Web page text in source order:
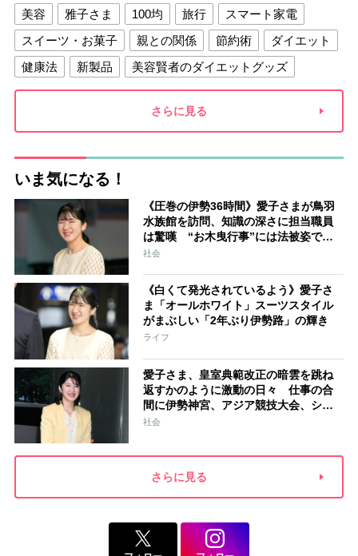
美容 雅子さま 100均 旅行
スマート家電
スイーツ・お菓子
親との関係 節約術
ダイエット
健康法
新製品
美容賢者のダイエットグッズ
夫との関係
新津春子 どか食い
さらに見る
いま気になる！
《圧巻の伊勢36時間》愛子さまが鳥羽
水族館を訪問、知識の深さに担当職員
は驚嘆 “お木曳行事”には法被姿で参
加「市民に交じって一生懸命引いてお
社会
《白くて発光されているよう》愛子さ
ま「オールホワイト」スーツスタイル
がまぶしい「2年ぶり伊勢路」の輝き
ライフ
愛子さま、皇室典範改正の暗雲を跳ね
返すかのように激動の日々 仕事の合
間に伊勢神宮、アジア競技大会、シン
ガポール…スケジュールはびっしり
社会
さらに見る